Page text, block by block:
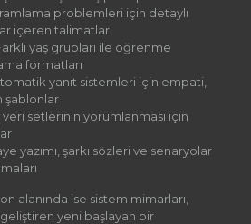
problemleri için detaylı
içeren talimatlar
yaş grupları ile öğrenme
formatları
yanıt sistemleri için empati,
şablonlar
veri setlerinin yorumlanması için
yazımı, şarkı sözleri ve senaryolar
alanında ise sistem mimarları,
geliştiren yeni başlayan bir